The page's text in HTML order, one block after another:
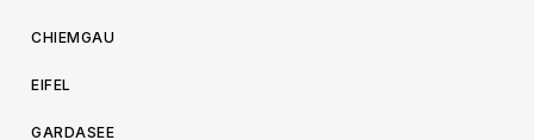
CHIEMGAU
EIFEL
GARDASEE